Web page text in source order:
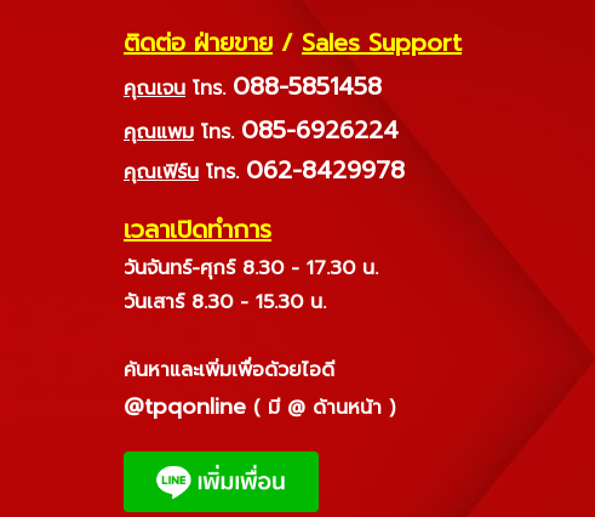
ติดต่อ ฝ่ายขาย / Sales Support
คุณเจน โทร. 088-5851458
คุณแพม โทร. 085-6926224
คุณเฟิร์น โทร. 062-8429978
เวลาเปิดทำการ
วันจันทร์-ศุกร์ 8.30 - 17.30 น.
วันเสาร์ 8.30 - 15.30 น.
ค้นหาและเพิ่มเพื่อด้วยไอดี
@tpqonline ( มี @ ด้านหน้า )